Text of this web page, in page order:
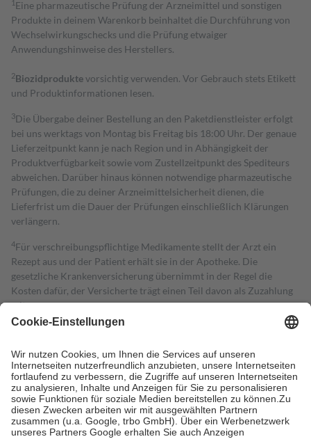
1 Eine pharmazeutische Prüfung der Arzneimittel und sonstigen
Produkte in deinem Warenkorb beinhaltet die Durchführung von
Wechselwirkungschecks und die Prüfung etwaiger
Anwendungshinweise des Herstellers.
2Biozidproduktevorsichtig verwenden. Vor Gebrauch stets Etikett
und Produktinformationen lesen.
3Die Übergabe deiner Bestellung an den Paketdienstleister erfolgt
bei uns werktags von Montag bis Freitag bis 18:00 Uhr. Der genaue
Lieferzeitpunkt kann je nach Region und in Abhängigkeit der
Produktverfügbarkeit sowie vom Zustellzeitpunkt des Spediteurs
abweichen. Darüber hinaus können notwendige pharmazeutische
Prüfungen, die zu deiner Arzneimittelsicherheit dienen, die
Lieferfrist um die Dauer der Prüfungen einschließlich Klärungen
verlängern.
4Für verschreibungspflichtige Medikamente stellt der Arzt ein
Rezept aus und der Patient erhält sie in der Apotheke. Die
gesetzliche Krankenversicherung übernimmt in der Regel die
Kosten dafür, der Versicherte trägt einen Teil davon als Zuzahlung
mit.
Grundsätzlich leisten Mitglieder Zuzahlungen in Höhe von zehn
höchstens zehn Euro.
Es sind jedoch nie mehr als die tatsächlichen
Kosten der Leistung zu entrichten.
Diese Regeln gelten grundsätzlich auch für Online-Apotheken.
Bei Heilmitteln und häuslicher Krankenpflege beträgt die
Zuzahlung zehn Prozent der Kosten sowie zehn Euro je
Verordnung.
Um das Engagement der Versicherten für ihre eigene Gesundheit zu